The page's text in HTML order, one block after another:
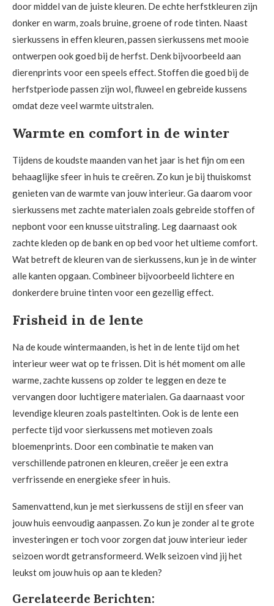
door middel van de juiste kleuren. De echte herfstkleuren zijn
donker en warm, zoals bruine, groene of rode tinten. Naast
sierkussens in effen kleuren, passen sierkussens met mooie
ontwerpen ook goed bij de herfst. Denk bijvoorbeeld aan
dierenprints voor een speels effect. Stoffen die goed bij de
herfstperiode passen zijn wol, fluweel en gebreide kussens
omdat deze veel warmte uitstralen.
Warmte en comfort in de winter
Tijdens de koudste maanden van het jaar is het fijn om een
behaaglijke sfeer in huis te creëren. Zo kun je bij thuiskomst
genieten van de warmte van jouw interieur. Ga daarom voor
sierkussens met zachte materialen zoals gebreide stoffen of
nepbont voor een knusse uitstraling. Leg daarnaast ook
zachte kleden op de bank en op bed voor het ultieme comfort.
Wat betreft de kleuren van de sierkussens, kun je in de winter
alle kanten opgaan. Combineer bijvoorbeeld lichtere en
donkerdere bruine tinten voor een gezellig effect.
Frisheid in de lente
Na de koude wintermaanden, is het in de lente tijd om het
interieur weer wat op te frissen. Dit is hét moment om alle
warme, zachte kussens op zolder te leggen en deze te
vervangen door luchtigere materialen. Ga daarnaast voor
levendige kleuren zoals pasteltinten. Ook is de lente een
perfecte tijd voor sierkussens met motieven zoals
bloemenprints. Door een combinatie te maken van
verschillende patronen en kleuren, creëer je een extra
verfrissende en energieke sfeer in huis.
Samenvattend, kun je met sierkussens de stijl en sfeer van
jouw huis eenvoudig aanpassen. Zo kun je zonder al te grote
investeringen er toch voor zorgen dat jouw interieur ieder
seizoen wordt getransformeerd. Welk seizoen vind jij het
leukst om jouw huis op aan te kleden?
Gerelateerde Berichten: